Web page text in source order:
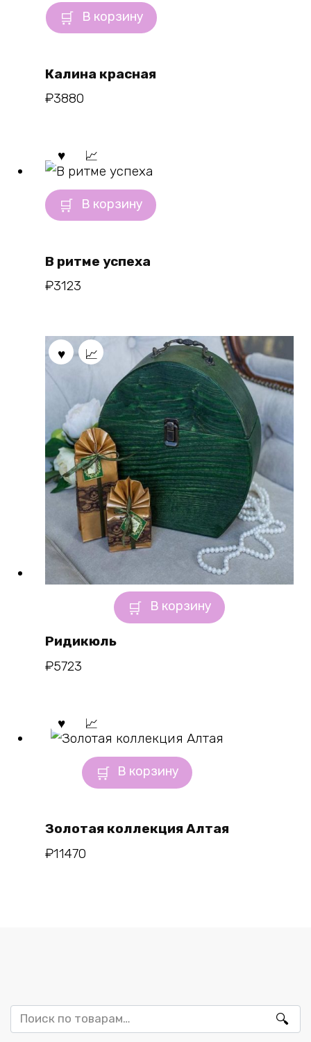
В корзину
Калина красная
₽3880
В корзину
В ритме успеха
₽3123
В корзину
Ридикюль
₽5723
В корзину
Золотая коллекция Алтая
₽11470
Искать: